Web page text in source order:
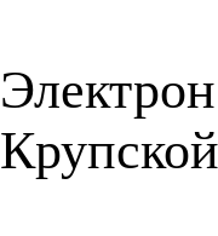
Крупской